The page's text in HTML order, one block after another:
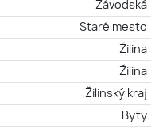
Závodská
Staré mesto
Žilina
Žilina
Žilinský kraj
Byty